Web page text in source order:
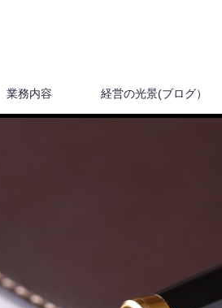
業務内容 経営の光景(ブログ）